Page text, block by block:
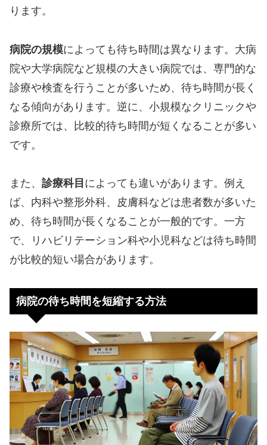
ります。
病院の規模によっても待ち時間は異なります。大病
院や大学病院など規模の大きい病院では、専門的な
診療や検査を行うことが多いため、待ち時間が長く
なる傾向があります。逆に、小規模なクリニックや
診療所では、比較的待ち時間が短くなることが多い
です。
また、 診療科目 によっても違いがあります。例え
ば、内科や整形外科、皮膚科などは患者数が多いた
め、待ち時間が長くなることが一般的です。一方
で、リハビリテーション科や小児科などは待ち時間
が比較的短い場合があります。
病院の待ち時間を短縮する方法